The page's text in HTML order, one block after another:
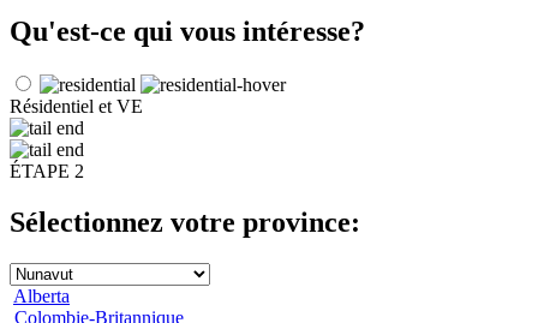
Qu'est-ce qui vous intéresse?
Résidentiel et VE
ÉTAPE 2
Sélectionnez votre province:
Alberta
Colombie-Britannique